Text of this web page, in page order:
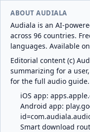
ABOUT AUDIALA
Audiala is an AI-
across 96 countries.
languages. Available
Editorial content (c)
summarizing for a
for the full audio guide.
iOS app:
Android app:
Smart download